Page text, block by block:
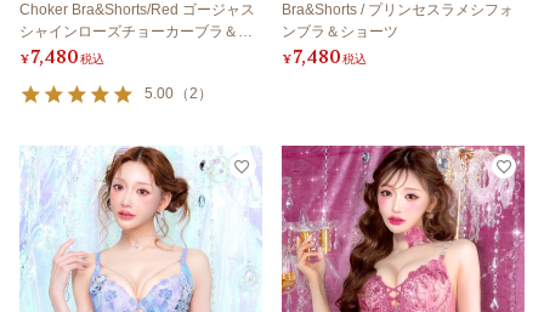
Choker Bra&Shorts/Red ゴージャス
シャインローズチョーカーブラ＆シ
ョーツ/レッド
¥7,480税込
5.00 （2 ）
Bra&Shorts / プリンセスラメシフォ
ンブラ＆ショーツ
¥7,480税込